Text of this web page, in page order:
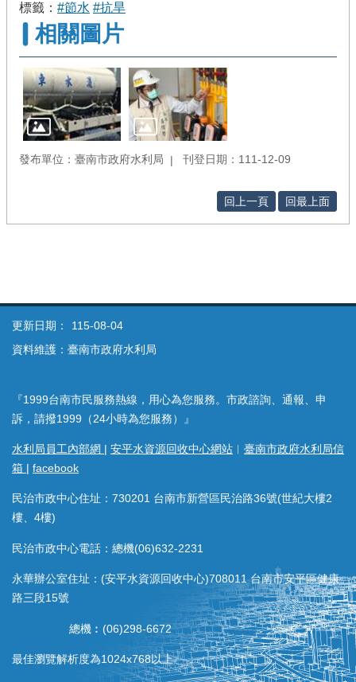
標籤： #節水 #抗旱
相關圖片
發布單位：臺南市政府水利局 刊登日期：111-12-09
回上一頁 回最上面
更新日期：
115-08-04
資料維護：臺南市政府水利局
『1999台南市民服務熱線，用心為您服務。市政諮詢、通報、申
訴，請撥1999（24小時為您服務）』
水利局員工內部網 | 安平水資源回收中心網站 ︱ 臺南市政府水利局信
箱 | facebook
民治市政中心住址：730201 台南市新營區民治路36號(世紀大樓2
樓、4樓)
民治市政中心電話：總機(06)632-2231
永華辦公室住址：(安平水資源回收中心)708011 台南市安平區健康
路三段15號
總機︰(06)298-6672
最佳瀏覽解析度為1024x768以上